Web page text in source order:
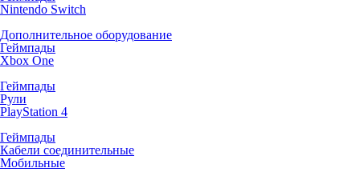
Nintendo Switch
Дополнительное оборудование
Геймпады
Xbox One
Геймпады
Рули
PlayStation 4
Геймпады
Кабели соединительные
Мобильные